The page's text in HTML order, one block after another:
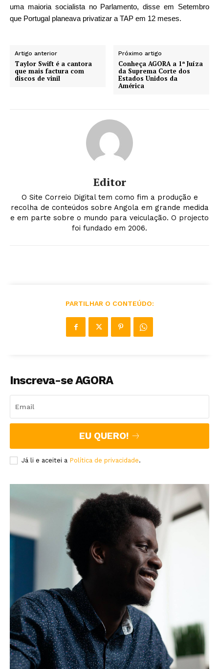
uma maioria socialista no Parlamento, disse em Setembro
que Portugal planeava privatizar a TAP em 12 meses.
Artigo anterior
Taylor Swift é a cantora
que mais factura com
discos de vinil
Próximo artigo
Conheça AGORA a 1ª Juíza
da Suprema Corte dos
Estados Unidos da
América
Editor
O Site Correio Digital tem como fim a produção e
recolha de conteúdos sobre Angola em grande medida
e em parte sobre o mundo para veiculação. O projecto
foi fundado em 2006.
PARTILHAR O CONTEÚDO:
Inscreva-se AGORA
EU QUERO!
Já li e aceitei a Política de privacidade.